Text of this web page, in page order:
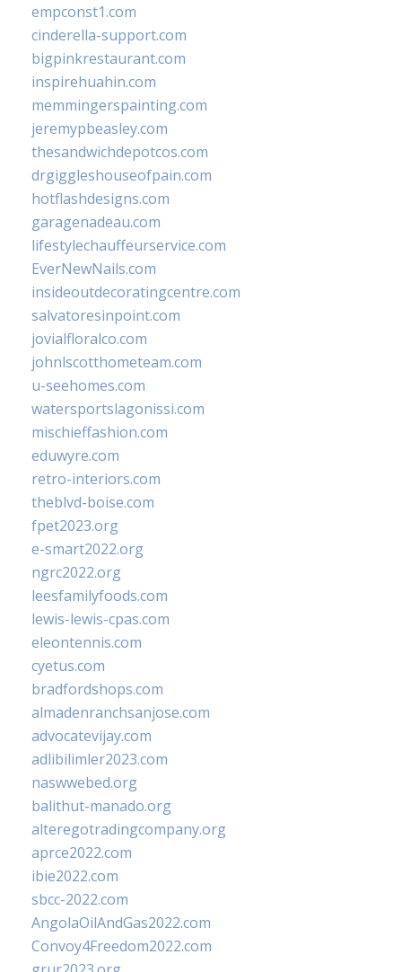
empconst1.com
cinderella-support.com
bigpinkrestaurant.com
inspirehuahin.com
memmingerspainting.com
jeremypbeasley.com
thesandwichdepotcos.com
drgiggleshouseofpain.com
hotflashdesigns.com
garagenadeau.com
lifestylechauffeurservice.com
EverNewNails.com
insideoutdecoratingcentre.com
salvatoresinpoint.com
jovialfloralco.com
johnlscotthometeam.com
u-seehomes.com
watersportslagonissi.com
mischieffashion.com
eduwyre.com
retro-interiors.com
theblvd-boise.com
fpet2023.org
e-smart2022.org
ngrc2022.org
leesfamilyfoods.com
lewis-lewis-cpas.com
eleontennis.com
cyetus.com
bradfordshops.com
almadenranchsanjose.com
advocatevijay.com
adlibilimler2023.com
naswwebed.org
balithut-manado.org
alteregotradingcompany.org
aprce2022.com
ibie2022.com
sbcc-2022.com
AngolaOilAndGas2022.com
Convoy4Freedom2022.com